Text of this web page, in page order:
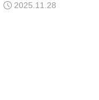
2025.11.28